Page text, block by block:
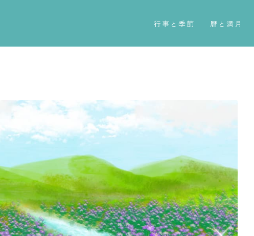
行事と季節
五節句
暦と満月
今日のこよみ